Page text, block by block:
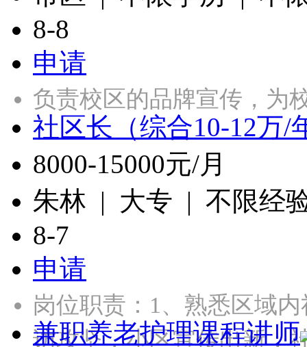
8-8
申请
负责校区的品牌宣传，
社区长（综合10-12万/
8000-15000元/月
朱林 | 大专 | 不限经
8-7
申请
岗位职责：1、熟悉区域
访攻坚，小区宣传出新
兼职养老护理课程讲师